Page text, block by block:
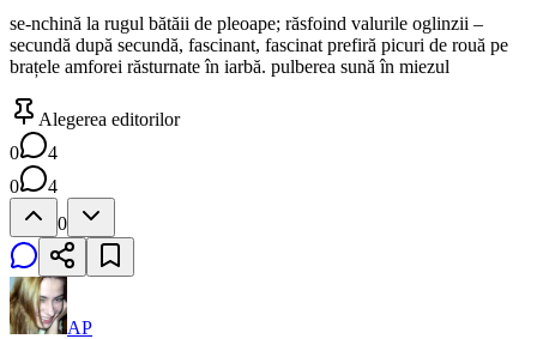
se-nchină la rugul bătăii de pleoape; răsfoind valurile oglinzii –
secundă după secundă, fascinant, fascinat prefiră picuri de rouă pe
brațele amforei răsturnate în iarbă. pulberea sună în miezul
Alegerea editorilor
0
4
0
4
0
AP